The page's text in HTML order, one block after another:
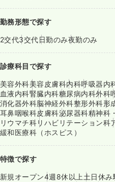
勤務形態で探す
2交代3交代日勤のみ夜勤のみ
診療科目で探す
美容外科美容皮膚科内科呼吸器内
血液内科腎臓内科糖尿病内科外科
消化器外科脳神経外科整形外科形
耳鼻咽喉科皮膚科泌尿器科精神科
リウマチ科リハビリテーション科
緩和医療科（ホスピス）
特徴で探す
新規オープン4週8休以上 土日休み